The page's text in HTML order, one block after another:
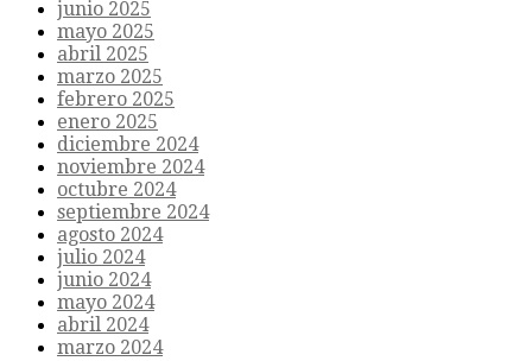
junio 2025
mayo 2025
abril 2025
marzo 2025
febrero 2025
enero 2025
diciembre 2024
noviembre 2024
octubre 2024
septiembre 2024
agosto 2024
julio 2024
junio 2024
mayo 2024
abril 2024
marzo 2024